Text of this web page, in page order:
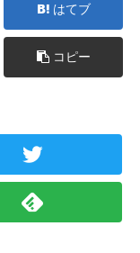
はてブ
コピー